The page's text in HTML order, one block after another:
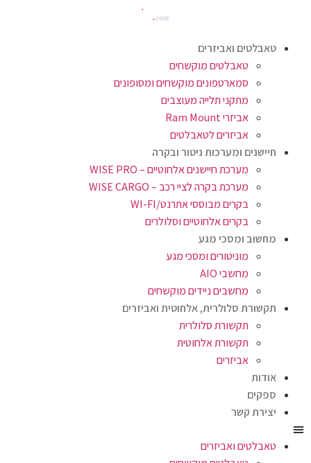
טאבלטים ואביזרים
טאבלטים מוקשחים
סמארטפונים מוקשחים ומסופונים
מתקני תלייה מעוצבים
אביזרי Ram Mount
אביזרים לטאבלטים
חיישנים ומערכות ניטור ובקרה
מערכת חיישנים אלחוטיים – WISE PRO
מערכת בקרה לציי רכב – WISE CARGO
בקרים מבוססי אתרנט/WI-FI
בקרים אלחוטיים וסלולרים
מחשוב ומסכי מגע
מוניטורים ומסכי מגע
מחשבי AIO
מחשבים ניידים מוקשחים
תקשורת סלולרית, אלחוטית ואביזרים
תקשורת סלולרית
תקשורת אלחוטית
אביזרים
אודות
ספקים
יצירת קשר
טאבלטים ואביזרים